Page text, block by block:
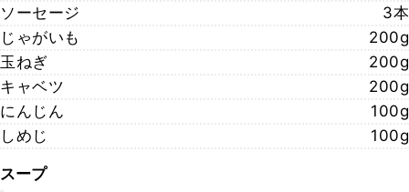
ソーセージ
3本
じゃがいも
200g
玉ねぎ
200g
キャベツ
200g
にんじん
100g
しめじ
100g
スープ